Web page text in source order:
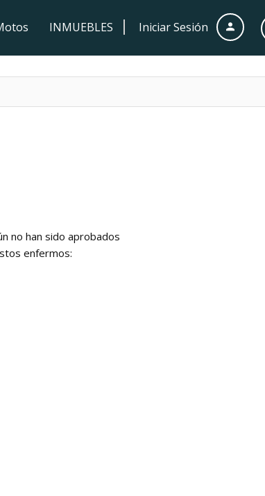
Iniciar Sesión
INMUEBLES
no han sido aprobados
enfermos: